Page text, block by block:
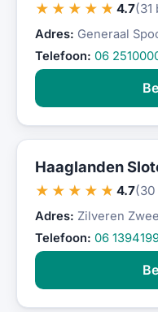
★★★★★ 4.7(31
Adres: Generaal
Telefoon: 06
Haaglanden
★★★★★ 4.7(30
Adres: Zilveren
Telefoon: 06